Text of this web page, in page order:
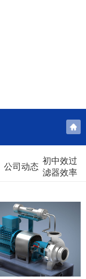
公司动态
初中效过
滤器效率